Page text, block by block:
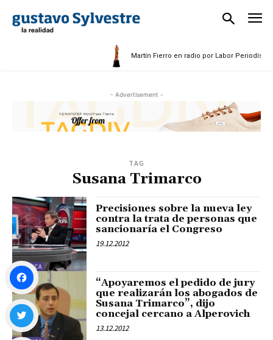
Martín Fierro en radio por Labor Periodística
- Advertisement -
TAG
Susana Trimarco
POLÍTICA
Precisiones sobre la nueva ley
contra la trata de personas que
sancionaría el Congreso
19.12.2012
“Apoyaremos el pedido de jury
que realizarán los abogados de
Susana Trimarco”, dijo
concejal cercano a Alperovich
13.12.2012
Facebook